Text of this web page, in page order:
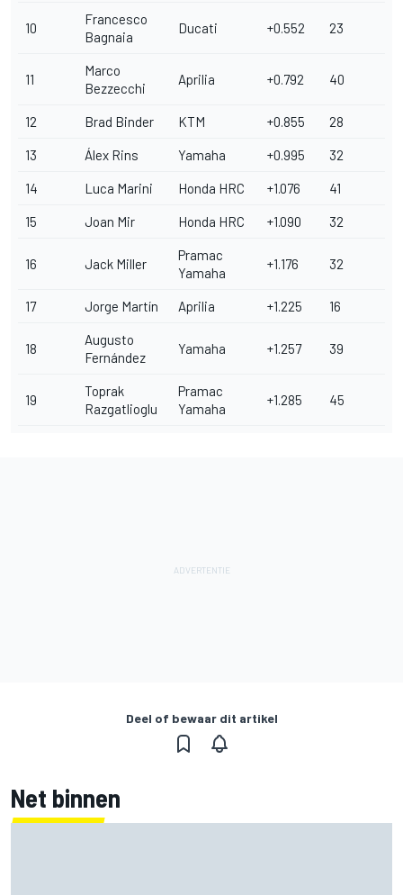
10
Francesco
Bagnaia
Ducati +0.552 23
11
Marco
Bezzecchi
Aprilia +0.792 40
12 Brad Binder KTM +0.855 28
13 Álex Rins Yamaha +0.995 32
14 Luca Marini Honda HRC +1.076 41
15 Joan Mir Honda HRC +1.090 32
16 Jack Miller
Pramac
Yamaha
+1.176 32
17 Jorge Martín Aprilia +1.225 16
18
Augusto
Fernández
Yamaha +1.257 39
19
Toprak
Razgatlioglu
Pramac
Yamaha
+1.285 45
Deel of bewaar dit artikel
Net binnen